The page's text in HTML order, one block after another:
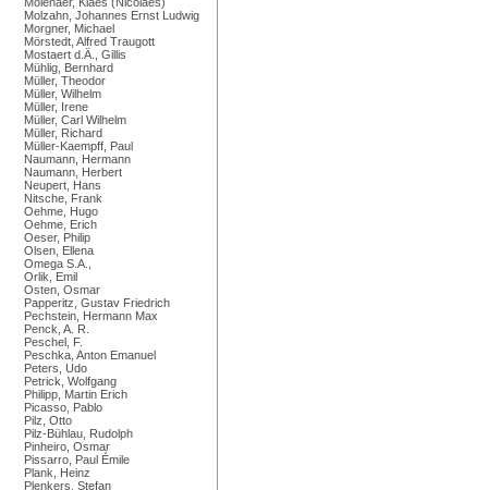
Molzahn, Johannes Ernst Ludwig
Morgner, Michael
Mörstedt, Alfred Traugott
Mostaert d.Ä., Gillis
Mühlig, Bernhard
Müller, Theodor
Müller, Wilhelm
Müller, Irene
Müller, Carl Wilhelm
Müller, Richard
Müller-Kaempff, Paul
Naumann, Hermann
Naumann, Herbert
Neupert, Hans
Nitsche, Frank
Oehme, Hugo
Oehme, Erich
Oeser, Philip
Olsen, Ellena
Omega S.A.,
Orlik, Emil
Osten, Osmar
Papperitz, Gustav Friedrich
Pechstein, Hermann Max
Penck, A. R.
Peschel, F.
Peschka, Anton Emanuel
Peters, Udo
Petrick, Wolfgang
Philipp, Martin Erich
Picasso, Pablo
Pilz, Otto
Pilz-Bühlau, Rudolph
Pinheiro, Osmar
Pissarro, Paul Émile
Plank, Heinz
Plenkers, Stefan